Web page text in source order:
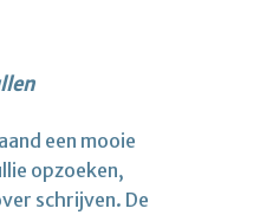
een mooie
opzoeken,
schrijven. De